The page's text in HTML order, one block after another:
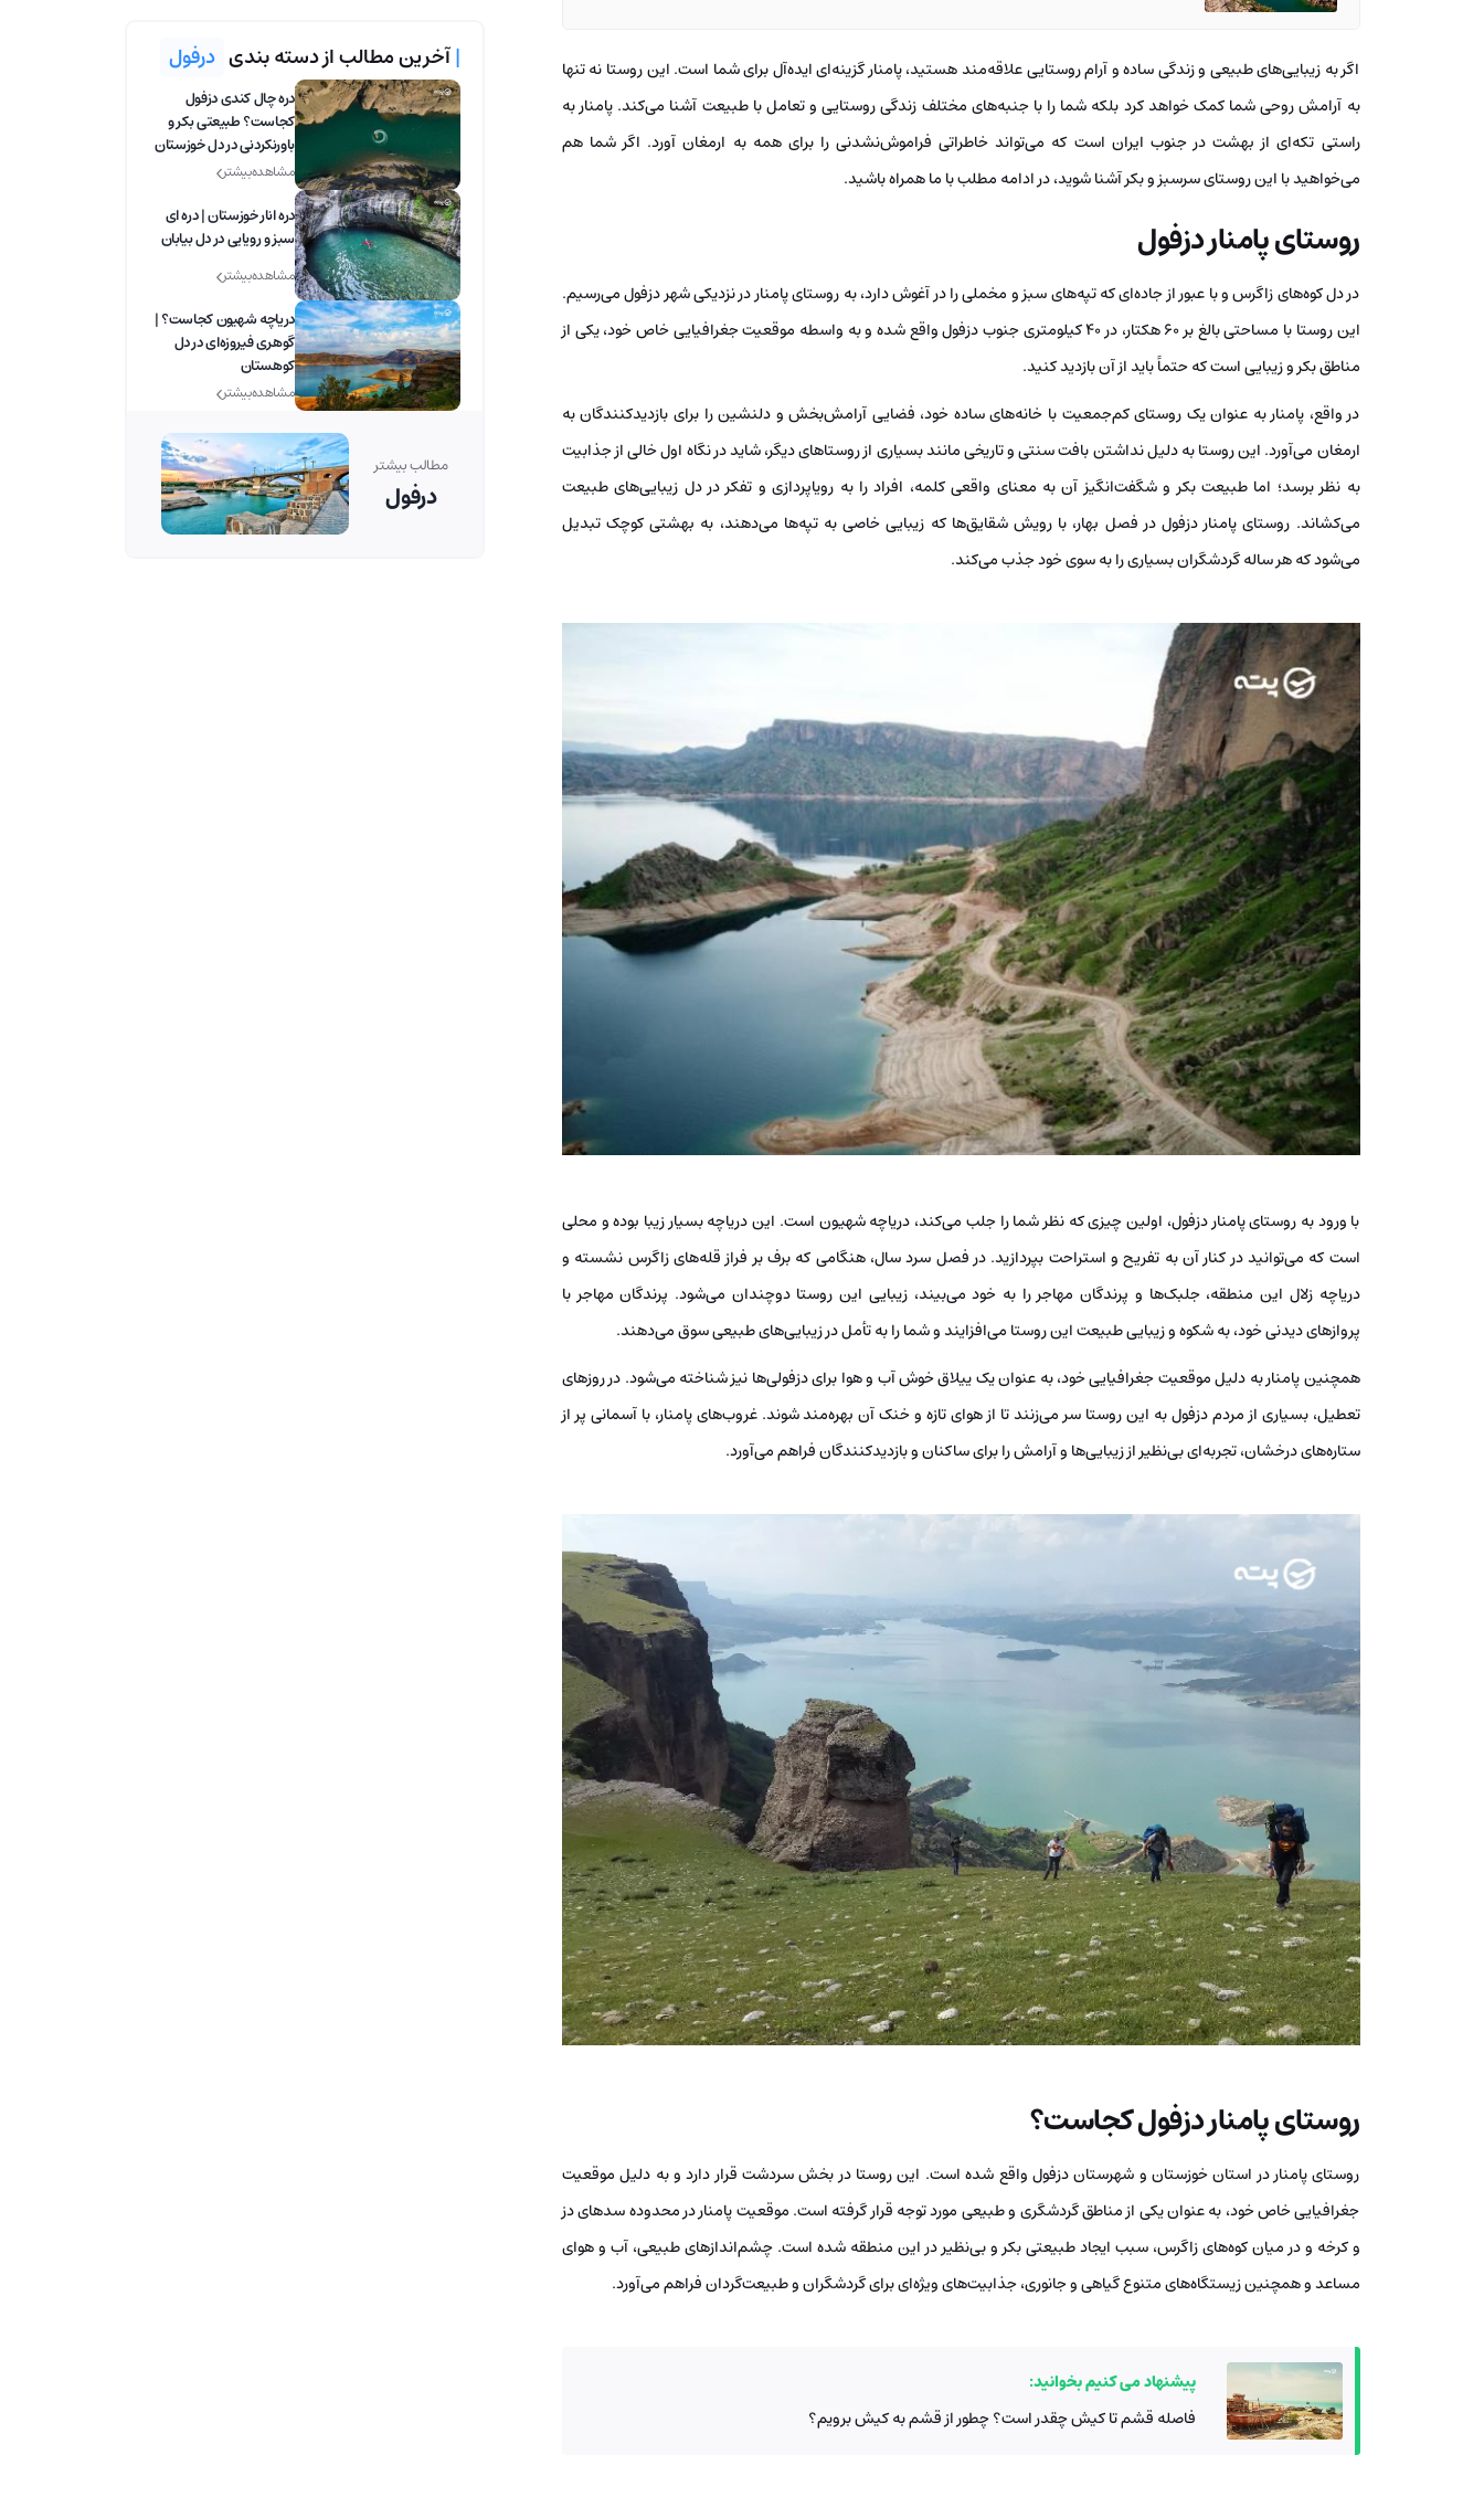
اگر به زیبایی‌های طبیعی و زندگی ساده و آرام روستایی علاقه‌مند هستید، پامنار گزینه‌ای ایده‌آل برای شما است. این روستا نه تنها
به آرامش روحی شما کمک خواهد کرد بلکه شما را با جنبه‌های مختلف زندگی روستایی و تعامل با طبیعت آشنا می‌کند. پامنار به
راستی تکه‌ای از بهشت در جنوب ایران است که می‌تواند خاطراتی فراموش‌نشدنی را برای همه به ارمغان آورد. اگر شما هم
می‌خواهید با این روستای سرسبز و بکر آشنا شوید، در ادامه مطلب با ما همراه باشید.
روستای پامنار دزفول
در دل کوه‌های زاگرس و با عبور از جاده‌ای که تپه‌های سبز و مخملی را در آغوش دارد، به روستای پامنار در نزدیکی شهر دزفول می‌رسیم.
این روستا با مساحتی بالغ بر 60 هکتار، در 40 کیلومتری جنوب دزفول واقع شده و به واسطه موقعیت جغرافیایی خاص خود، یکی از
مناطق بکر و زیبایی است که حتماً باید از آن بازدید کنید.
در واقع، پامنار به عنوان یک روستای کم‌جمعیت با خانه‌های ساده خود، فضایی آرامش‌بخش و دلنشین را برای بازدیدکنندگان به
ارمغان می‌آورد. این روستا به دلیل نداشتن بافت سنتی و تاریخی مانند بسیاری از روستاهای دیگر، شاید در نگاه اول خالی از جذابیت
به نظر برسد؛ اما طبیعت بکر و شگفت‌انگیز آن به معنای واقعی کلمه، افراد را به رویاپردازی و تفکر در دل زیبایی‌های طبیعت
می‌کشاند. روستای پامنار دزفول در فصل بهار، با رویش شقایق‌ها که زیبایی خاصی به تپه‌ها می‌دهند، به بهشتی کوچک تبدیل
می‌شود که هر ساله گردشگران بسیاری را به سوی خود جذب می‌کند.
با ورود به روستای پامنار دزفول، اولین چیزی که نظر شما را جلب می‌کند، دریاچه شهیون است. این دریاچه بسیار زیبا بوده و محلی
است که می‌توانید در کنار آن به تفریح و استراحت بپردازید. در فصل سرد سال، هنگامی که برف بر فراز قله‌های زاگرس نشسته و
دریاچه زلال این منطقه، جلبک‌ها و پرندگان مهاجر را به خود می‌بیند، زیبایی این روستا دوچندان می‌شود. پرندگان مهاجر با
پروازهای دیدنی خود، به شکوه و زیبایی طبیعت این روستا می‌افزایند و شما را به تأمل در زیبایی‌های طبیعی سوق می‌دهند.
همچنین پامنار به دلیل موقعیت جغرافیایی خود، به عنوان یک ییلاق خوش آب و هوا برای دزفولی‌ها نیز شناخته می‌شود. در روزهای
تعطیل، بسیاری از مردم دزفول به این روستا سر می‌زنند تا از هوای تازه و خنک آن بهره‌مند شوند. غروب‌های پامنار، با آسمانی پر از
ستاره‌های درخشان، تجربه‌ای بی‌نظیر از زیبایی‌ها و آرامش را برای ساکنان و بازدیدکنندگان فراهم می‌آورد.
روستای پامنار دزفول کجاست؟
روستای پامنار در استان خوزستان و شهرستان دزفول واقع شده است. این روستا در بخش سردشت قرار دارد و به دلیل موقعیت
جغرافیایی خاص خود، به عنوان یکی از مناطق گردشگری و طبیعی مورد توجه قرار گرفته است. موقعیت پامنار در محدوده سدهای دز
و کرخه و در میان کوه‌های زاگرس، سبب ایجاد طبیعتی بکر و بی‌نظیر در این منطقه شده است. چشم‌اندازهای طبیعی، آب و هوای
مساعد و همچنین زیستگاه‌های متنوع گیاهی و جانوری، جذابیت‌های ویژه‌ای برای گردشگران و طبیعت‌گردان فراهم می‌آورد.
پیشنهاد می کنیم بخوانید:
فاصله قشم تا کیش چقدر است؟ چطور از قشم به کیش برویم؟
|آخرین مطالب از دسته بندی درفول
دره چال کندی دزفول
کجاست؟ طبیعتی بکر و
باورنکردنی در دل خوزستان
مشاهده بیشتر
دره انار خوزستان | دره ای
سبز و رویایی در دل بیابان
مشاهده بیشتر
دریاچه شهیون کجاست؟ |
گوهری فیروزه‌ای در دل
کوهستان
مشاهده بیشتر
مطالب بیشتر
درفول